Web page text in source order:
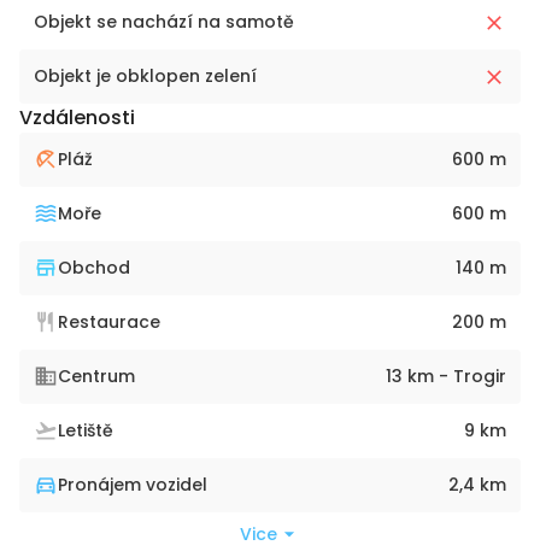
Objekt se nachází na samotě
Objekt je obklopen zelení
Vzdálenosti
Pláž 600 m
Moře 600 m
Obchod 140 m
Restaurace 200 m
Centrum 13 km - Trogir
Letiště 9 km
Pronájem vozidel 2,4 km
Vice